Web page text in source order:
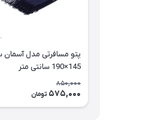
پتو مسافرتی مدل آسمان
145×190 سانتی متر
850,000
575,000 تومان